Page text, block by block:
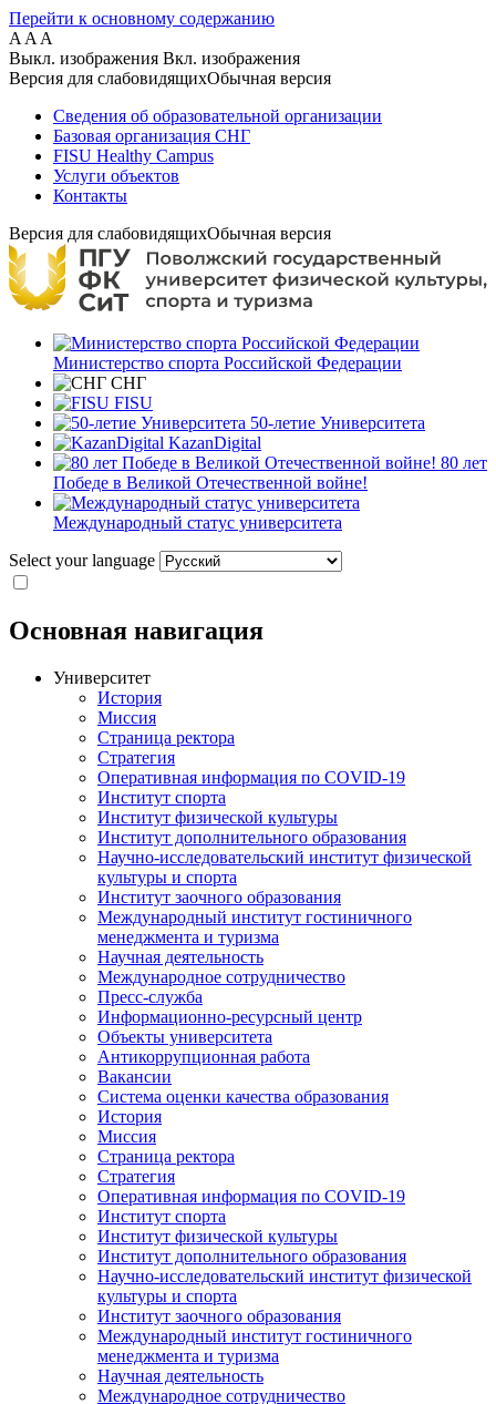
Перейти к основному содержанию
A A A
Выкл. изображения Вкл. изображения
Версия для слабовидящихОбычная версия
Сведения об образовательной организации
Базовая организация СНГ
FISU Healthy Campus
Услуги объектов
Контакты
Версия для слабовидящихОбычная версия
Министерство спорта Российской Федерации
СНГ
FISU
50-летие Университета
KazanDigital
80 лет
Победе в Великой Отечественной войне!
Международный статус университета
Select your language
Основная навигация
Университет
История
Миссия
Страница ректора
Стратегия
Оперативная информация по COVID-19
Институт спорта
Институт физической культуры
Институт дополнительного образования
Научно-исследовательский институт физической
культуры и спорта
Институт заочного образования
Международный институт гостиничного
менеджмента и туризма
Научная деятельность
Международное сотрудничество
Пресс-служба
Информационно-ресурсный центр
Объекты университета
Антикоррупционная работа
Вакансии
Система оценки качества образования
История
Миссия
Страница ректора
Стратегия
Оперативная информация по COVID-19
Институт спорта
Институт физической культуры
Институт дополнительного образования
Научно-исследовательский институт физической
культуры и спорта
Институт заочного образования
Международный институт гостиничного
менеджмента и туризма
Научная деятельность
Международное сотрудничество